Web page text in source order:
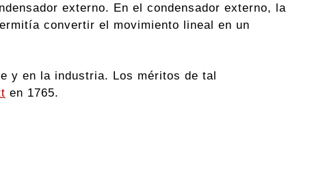
externo. En el condensador externo, la
convertir el movimiento lineal en un
y en la industria. Los méritos de tal
en 1765.